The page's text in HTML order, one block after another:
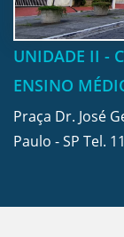
UNIDADE II -
ENSINO
Praça Dr. José
Paulo - SP Tel.